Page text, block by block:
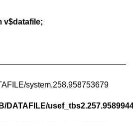
v$datafile;
system.258.958753679
DATAFILE/